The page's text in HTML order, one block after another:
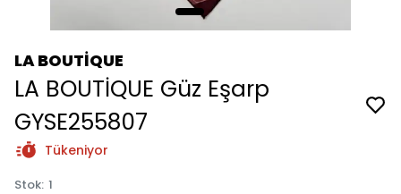
LA BOUTİQUE
LA BOUTİQUE Güz Eşarp
GYSE255807
Tükeniyor
Stok: 1